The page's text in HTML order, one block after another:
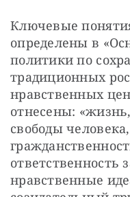
Ключевые
определены в
политики по
традиционных
нравственных
отнесены:
свободы
ответственность
нравственные